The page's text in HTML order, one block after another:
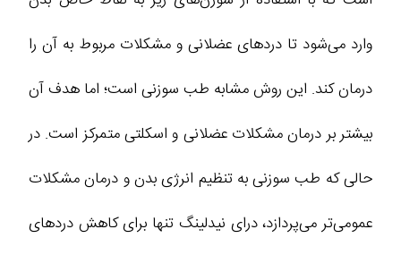
وارد می‌شود تا دردهای عضلانی و مشکلات مربوط به آن را
درمان کند. این روش مشابه طب سوزنی است؛ اما هدف آن
بیشتر بر درمان مشکلات عضلانی و اسکلتی متمرکز است. در
حالی که طب سوزنی به تنظیم انرژی بدن و درمان مشکلات
عمومی‌تر می‌پردازد، درای نیدلینگ تنها برای کاهش دردهای